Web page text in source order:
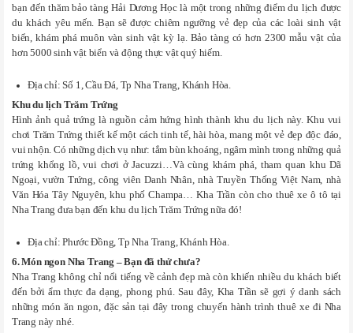
bạn đến thăm bảo tàng Hải Dương Học là một trong những điểm du lịch được
du khách yêu mến. Bạn sẽ được chiêm ngưỡng vẻ đẹp của các loài sinh vật
biển, khám phá muôn vàn sinh vật kỳ lạ. Bảo tàng có hơn 2300 mẫu vật của
hơn 5000 sinh vật biển và động thực vật quý hiếm.
Địa chỉ: Số 1, Cầu Đá, Tp Nha Trang, Khánh Hòa.
Khu du lịch Trăm Trứng
Hình ảnh quả trứng là nguồn cảm hứng hình thành khu du lịch này. Khu vui
chơi Trăm Trứng thiết kế một cách tinh tế, hài hòa, mang một vẻ đẹp độc đáo,
vui nhộn. Có những dịch vụ như: tắm bùn khoáng, ngâm mình trong những quả
trứng khổng lồ, vui chơi ở Jacuzzi…Và cùng khám phá, tham quan khu Dã
Ngoại, vườn Trứng, công viên Danh Nhân, nhà Truyền Thống Việt Nam, nhà
Văn Hóa Tây Nguyên, khu phố Champa… Kha Trần còn cho thuê xe ô tô tại
Nha Trang đưa bạn đến khu du lịch Trăm Trứng nữa đó!
Địa chỉ: Phước Đồng, Tp Nha Trang, Khánh Hòa.
6. Món ngon Nha Trang – Bạn đã thử chưa?
Nha Trang không chỉ nổi tiếng về cảnh đẹp mà còn khiến nhiều du khách biết
đến bởi ẩm thực đa dạng, phong phú. Sau đây, Kha Trần sẽ gợi ý danh sách
những món ăn ngon, đặc sản tại đây trong chuyến hành trình thuê xe đi Nha
Trang này nhé.